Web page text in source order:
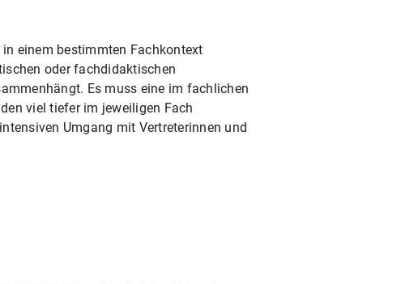
einem bestimmten Fachkontext
oder fachdidaktischen
Es muss eine im fachlichen
viel tiefer im jeweiligen Fach
Umgang mit Vertreterinnen und